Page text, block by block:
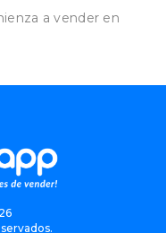
a vender en